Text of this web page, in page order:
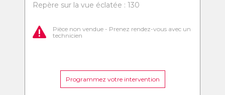
Repère sur la vue éclatée : 130
Pièce non vendue - Prenez rendez-vous avec un
technicien
Programmez votre intervention